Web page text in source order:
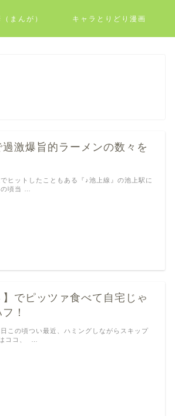
まんが） キャラとりどり漫画
激爆旨的ラーメンの数々を
ヒットしたこともある『♪池上線』の池上駅に
頃当 …
でピッツァ食べて自宅じゃ
！
この頃つい最近、ハミングしながらスキップ
ココ、 …